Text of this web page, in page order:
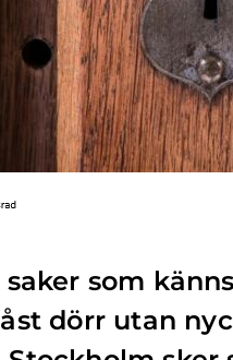
som
dörr utan